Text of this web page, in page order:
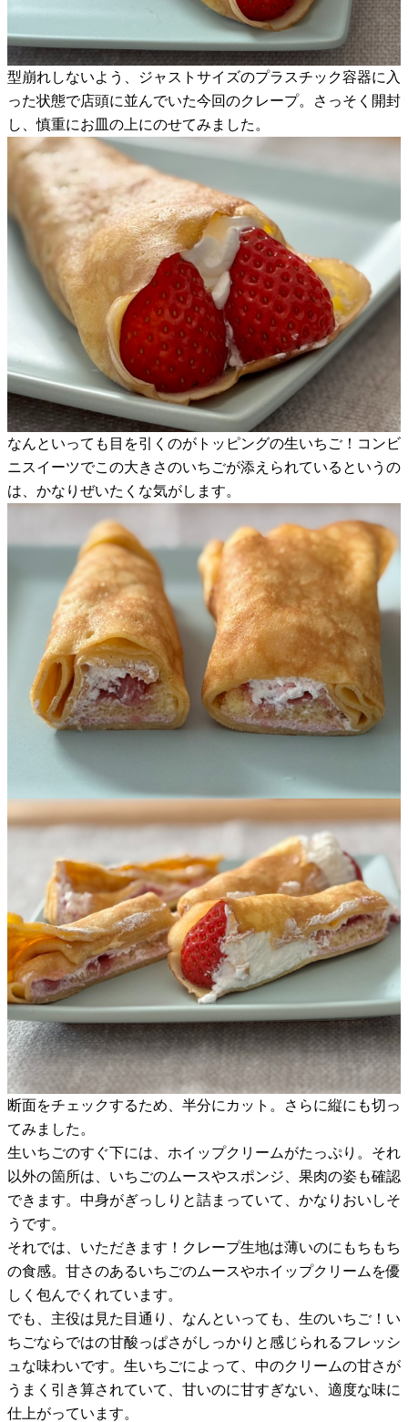
型崩れしないよう、ジャストサイズのプラスチック容器に入
った状態で店頭に並んでいた今回のクレープ。さっそく開封
し、慎重にお皿の上にのせてみました。
なんといっても目を引くのがトッピングの生いちご！コンビ
ニスイーツでこの大きさのいちごが添えられているというの
は、かなりぜいたくな気がします。
断面をチェックするため、半分にカット。さらに縦にも切っ
てみました。
生いちごのすぐ下には、ホイップクリームがたっぷり。それ
以外の箇所は、いちごのムースやスポンジ、果肉の姿も確認
できます。中身がぎっしりと詰まっていて、かなりおいしそ
うです。
それでは、いただきます！クレープ生地は薄いのにもちもち
の食感。甘さのあるいちごのムースやホイップクリームを優
しく包んでくれています。
でも、主役は見た目通り、なんといっても、生のいちご！い
ちごならではの甘酸っぱさがしっかりと感じられるフレッシ
ュな味わいです。生いちごによって、中のクリームの甘さが
うまく引き算されていて、甘いのに甘すぎない、適度な味に
仕上がっています。